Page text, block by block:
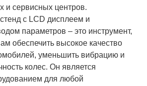
и сервисных центров.
с LCD дисплеем и
параметров – это инструмент,
обеспечить высокое качество
уменьшить вибрацию и
колес. Он является
для любой